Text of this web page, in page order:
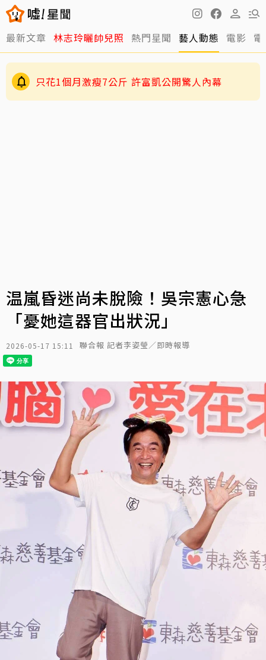
最新文章 林志玲曬帥兒照 熱門星聞 藝人動態 電影
只花1個月激瘦7公斤 許富凱公開驚人內幕
温嵐昏迷尚未脫險！吳宗憲心急
「憂她這器官出狀況」
2026-05-17 15:11 聯合報 記者李姿瑩／即時報導